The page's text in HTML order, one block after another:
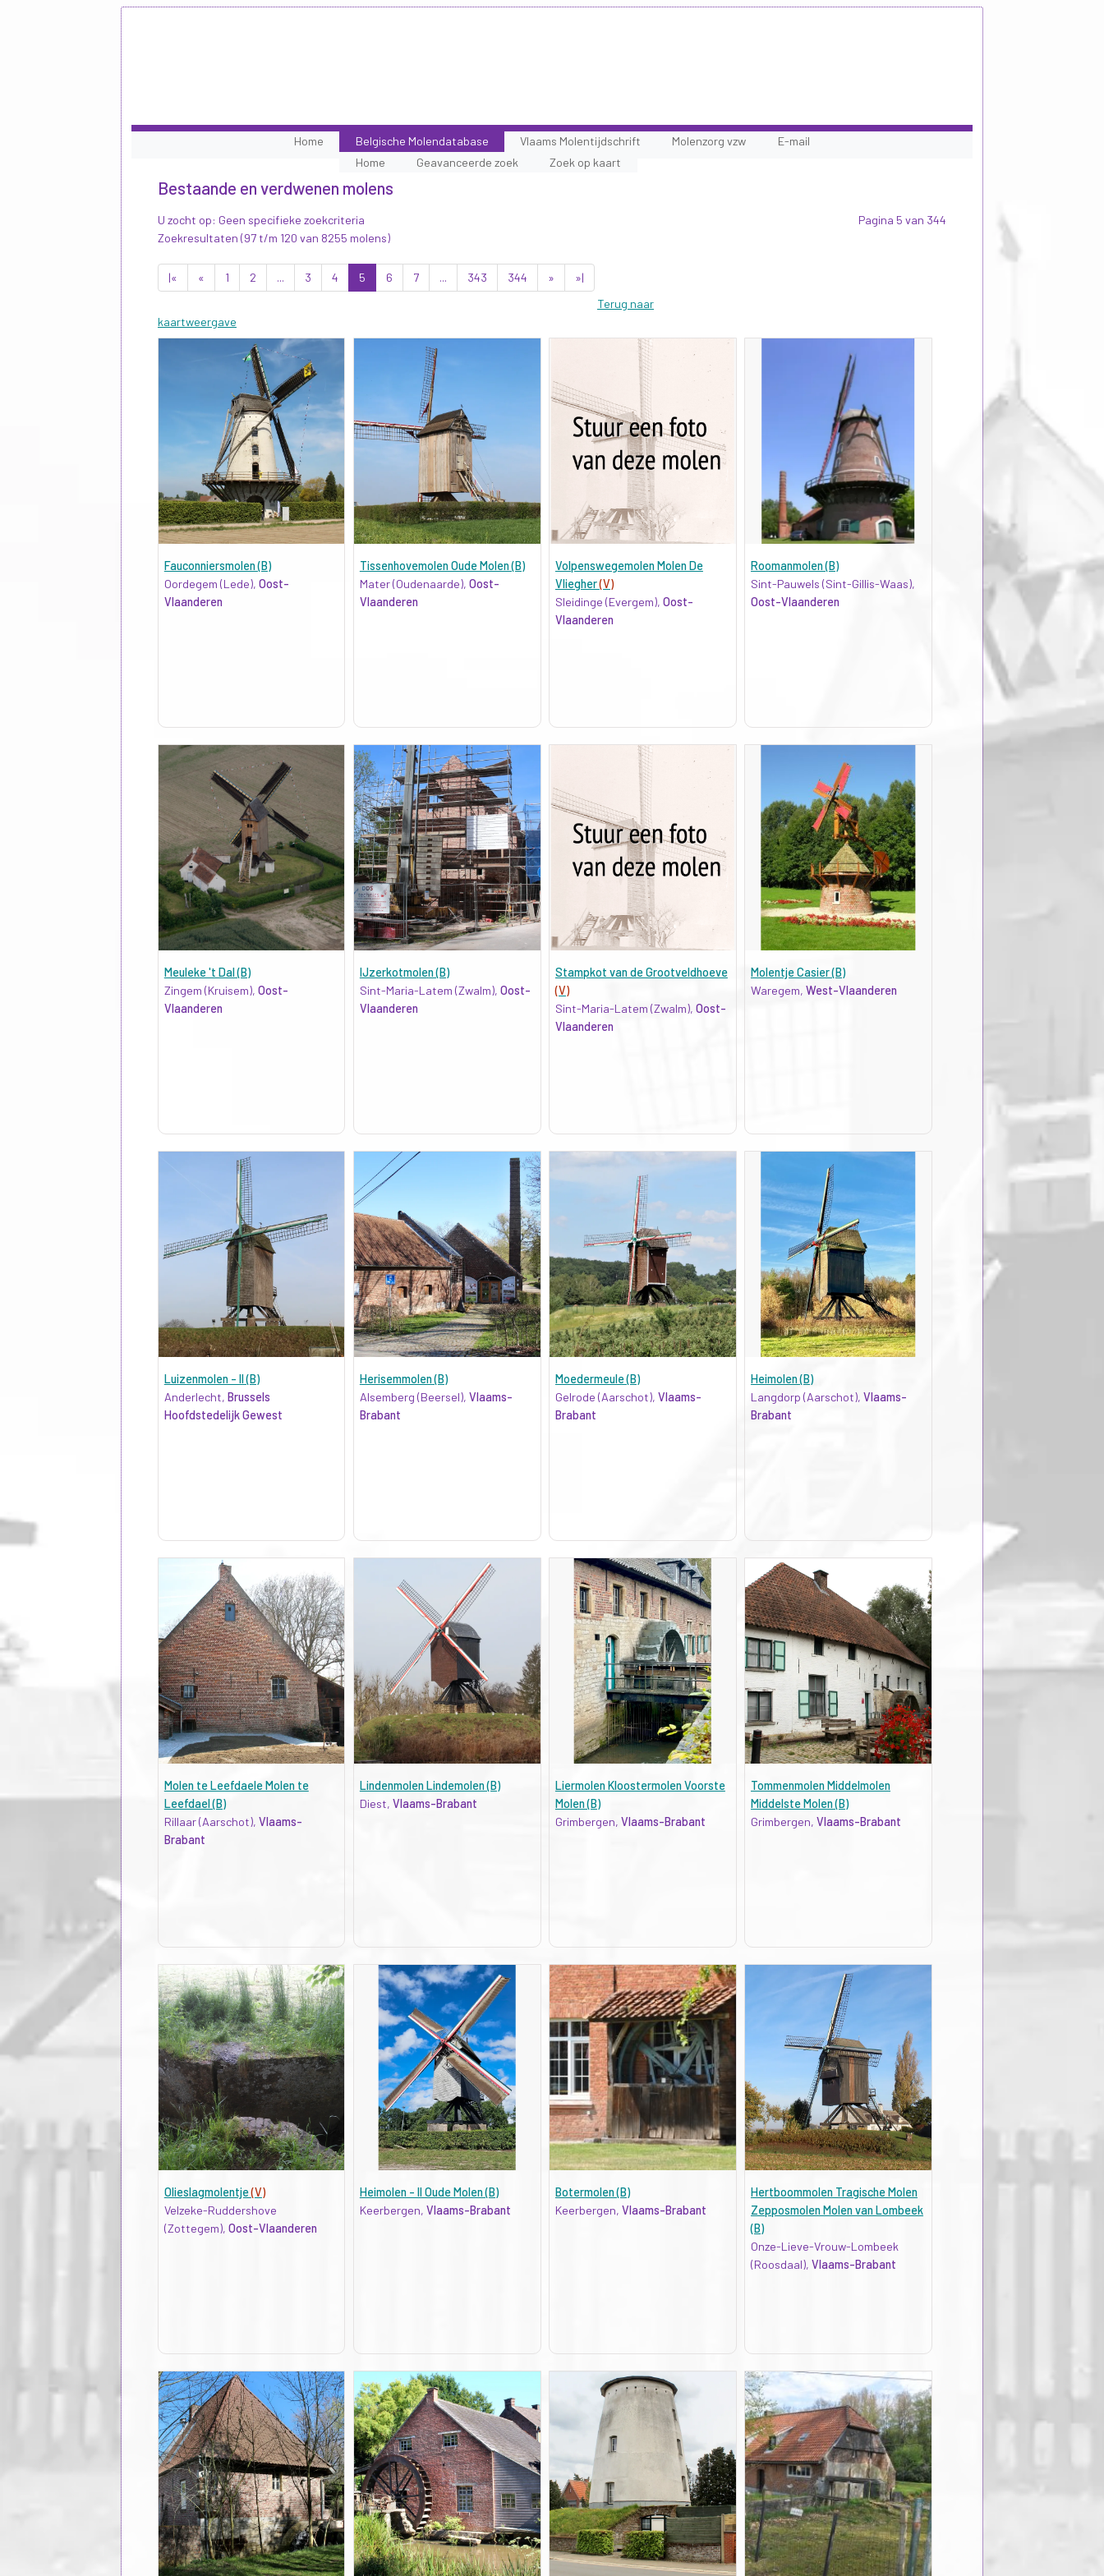
Home
Belgische Molendatabase
Home
Geavanceerde zoek Zoek op kaart
Vlaams Molentijdschrift Molenzorg vzw E-mail
Bestaande en verdwenen molens
U zocht op: Geen specifieke zoekcriteria
Zoekresultaten (97 t/m 120 van 8255 molens)
|« « 1 2 ... 3 4 5 6 7 ... 343 344 »
»|
Terug naar
kaartweergave
Pagina 5 van 344
Fauconniersmolen (B)
Oordegem (Lede), Oost-
Vlaanderen
Tissenhovemolen Oude Molen (B)
Mater (Oudenaarde), Oost-
Vlaanderen
Volpenswegemolen Molen De
Vliegher(V)
Sleidinge (Evergem), Oost-
Vlaanderen
Roomanmolen (B)
Sint-Pauwels (Sint-Gillis-Waas),
Oost-Vlaanderen
Meuleke 't Dal (B)
Zingem (Kruisem), Oost-
Vlaanderen
IJzerkotmolen (B)
Sint-Maria-Latem (Zwalm), Oost-
Vlaanderen
Stampkot van de Grootveldhoeve
(V)
Sint-Maria-Latem (Zwalm), Oost-
Vlaanderen
Molentje Casier (B)
Waregem, West-Vlaanderen
Luizenmolen - II (B)
Anderlecht, Brussels
Hoofdstedelijk Gewest
Herisemmolen (B)
Alsemberg (Beersel), Vlaams-
Brabant
Moedermeule (B)
Gelrode (Aarschot), Vlaams-
Brabant
Heimolen (B)
Langdorp (Aarschot), Vlaams-
Brabant
Molen te Leefdaele Molen te
Leefdael (B)
Rillaar (Aarschot), Vlaams-
Brabant
Lindenmolen Lindemolen (B)
Diest, Vlaams-Brabant
Liermolen Kloostermolen Voorste
Molen (B)
Grimbergen, Vlaams-Brabant
Tommenmolen Middelmolen
Middelste Molen (B)
Grimbergen, Vlaams-Brabant
Olieslagmolentje(V)
Velzeke-Ruddershove
(Zottegem), Oost-Vlaanderen
Heimolen - II Oude Molen (B)
Keerbergen, Vlaams-Brabant
Botermolen (B)
Keerbergen, Vlaams-Brabant
Hertboommolen Tragische Molen
Zepposmolen Molen van Lombeek
(B)
Onze-Lieve-Vrouw-Lombeek
(Roosdaal), Vlaams-Brabant